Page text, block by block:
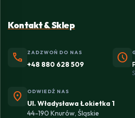
Kontakt & Sklep
phone ZADZWOŃ DO NAS
+48 880 628 509 schedule
location_on ODWIEDŹ NAS
Ul. Władysława Łokietka 1
44-190 Knurów, Śląskie